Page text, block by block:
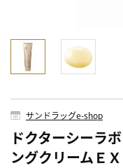
サンドラッグe-shop
ドクターシーラ
ングクリームＥ